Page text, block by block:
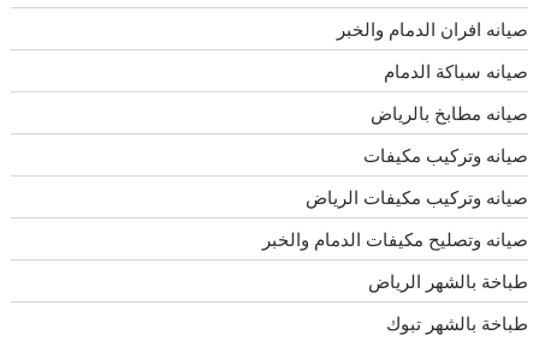
صيانه افران الدمام والخبر
صيانه سباكة الدمام
صيانه مطابخ بالرياض
صيانه وتركيب مكيفات
صيانه وتركيب مكيفات الرياض
صيانه وتصليح مكيفات الدمام والخبر
طباخة بالشهر الرياض
طباخة بالشهر تبوك